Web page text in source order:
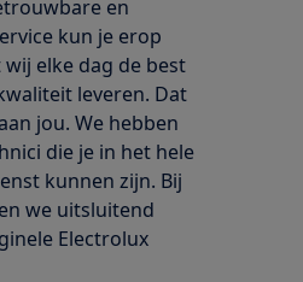
en
kun je erop
elke dag de best
leveren. Dat
jou. We hebben
die je in het hele
kunnen zijn. Bij
we uitsluitend
Electrolux